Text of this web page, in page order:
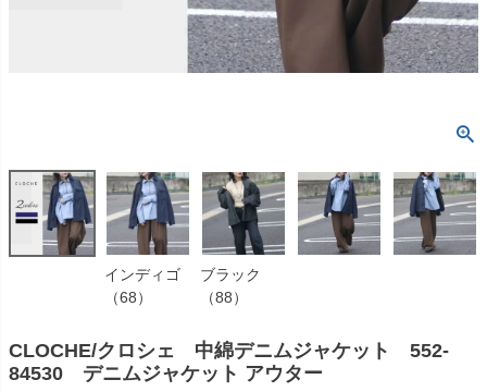
インディゴ
（68）
ブラック
（88）
CLOCHE/クロシェ 中綿デニムジャケット 552-
84530 デニムジャケット アウター